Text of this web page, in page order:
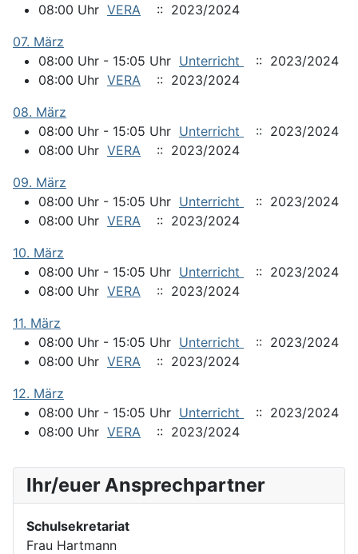
08:00 Uhr VERA
:: 2023/2024
07. März
08:00 Uhr - 15:05 Uhr Unterricht
:: 2023/2024
08:00 Uhr VERA
:: 2023/2024
08. März
08:00 Uhr - 15:05 Uhr Unterricht
:: 2023/2024
08:00 Uhr VERA
:: 2023/2024
09. März
08:00 Uhr - 15:05 Uhr Unterricht
:: 2023/2024
08:00 Uhr VERA
:: 2023/2024
10. März
08:00 Uhr - 15:05 Uhr Unterricht
:: 2023/2024
08:00 Uhr VERA
:: 2023/2024
11. März
08:00 Uhr - 15:05 Uhr Unterricht
:: 2023/2024
08:00 Uhr VERA
:: 2023/2024
12. März
08:00 Uhr - 15:05 Uhr Unterricht
:: 2023/2024
08:00 Uhr VERA :: 2023/2024
Ihr/euer Ansprechpartner
Schulsekretariat
Frau Hartmann